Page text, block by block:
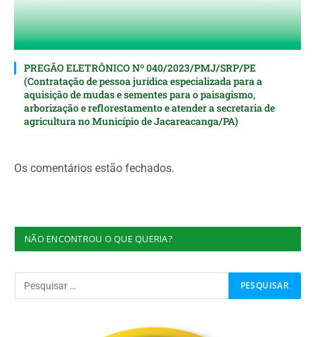
PREGÃO ELETRÔNICO Nº 040/2023/PMJ/SRP/PE
(Contratação de pessoa jurídica especializada para a
aquisição de mudas e sementes para o paisagismo,
arborização e reflorestamento e atender a secretaria de
agricultura no Município de Jacareacanga/PA)
Os comentários estão fechados.
NÃO ENCONTROU O QUE QUERIA?